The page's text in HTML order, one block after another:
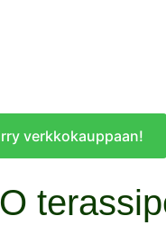
verkkokauppaan!